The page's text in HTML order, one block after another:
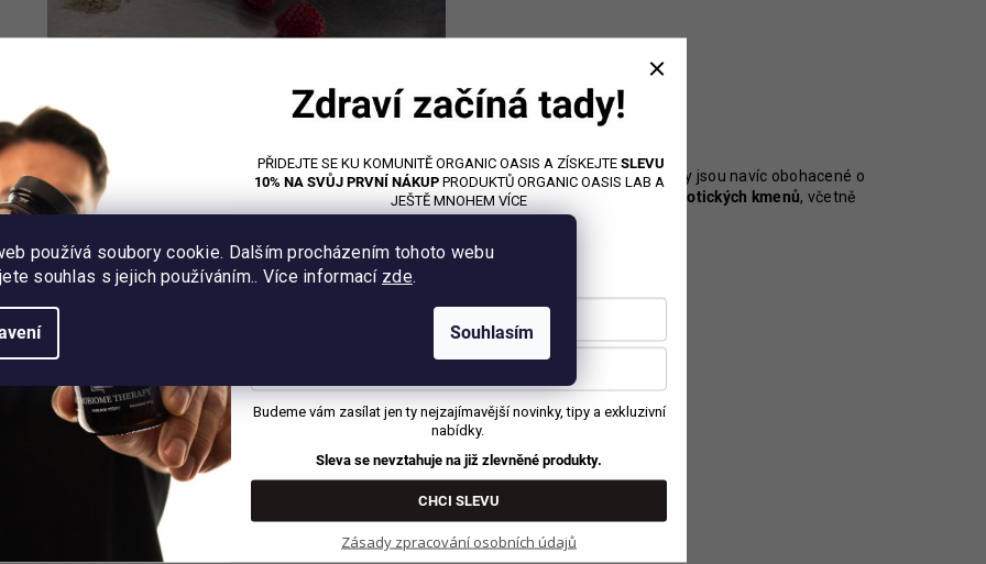
používá soubory cookie. Dalším procházením tohoto webu
souhlas s jejich používáním.. Více informací zde.
Souhlasím
Woman Therapy
Pokud jste odpověděli kladně, tak právě tento recept rozhodně potřebujete vyzkoušet. Kuličky jsou navíc obohacené o
Oasis Lab. Jedná se o bestseller v péči o ženské zdraví, s obsahem až13 cílených živých probiotických kmenů, včetně
hladiny, zmírnění PMS, kontroly hmotnosti a prevence osteoporózy.
cokoli kousků spolu zmixujeme do hladka, následně přidáme cokoli kousky a uhněteme.
chladničky a až následně kuličkovat.
splníte svoji dávku ženských probiotik.
PŘIDEJTE SE KU KOMUNITĚ ORGANIC OASIS A ZÍSKEJTE SLEVU
10% NA SVŮJ PRVNÍ NÁKUPPRODUKTŮ ORGANIC OASIS LAB A
JEŠTĚ MNOHEM VÍCE
Budeme vám zasílat jen ty nejzajímavější novinky, tipy a exkluzivní
nabídky.
Sleva se nevztahuje na již zlevněné produkty.
CHCI SLEVU
Zásady zpracování osobních údajů